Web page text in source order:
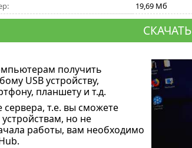
19,69 Мб
СКАЧАТЬ
получить
USB устройству,
планшету и т.д.
т.е. вы сможете
но не
работы, вам необходимо